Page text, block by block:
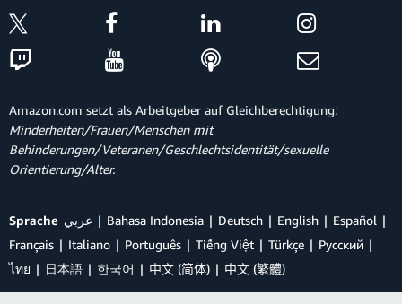
Amazon.com setzt als Arbeitgeber auf Gleichberechtigung:
Minderheiten/Frauen/Menschen mit
Behinderungen/Veteranen/Geschlechtsidentität/sexuelle
Orientierung/Alter.
Sprache عربي Bahasa Indonesia Deutsch English
Español
Français
Italiano Português Tiếng Việt Türkçe
Ρусский
ไทย
日本語 한국어 中文 (简体) 中文 (繁體)